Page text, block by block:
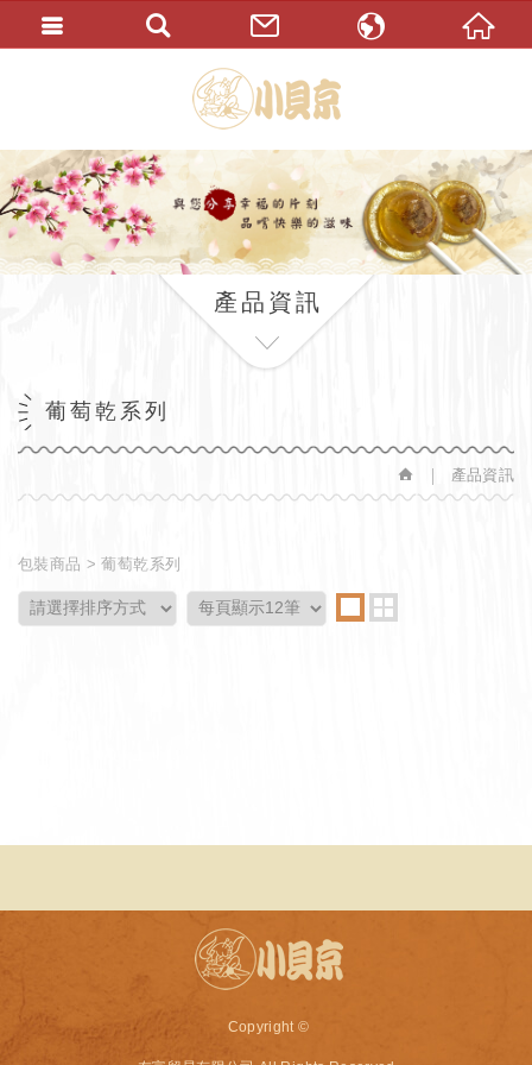
產品資訊
葡萄乾系列
產品資訊
包裝商品 葡萄乾系列
Copyright ©
繁體中文
English